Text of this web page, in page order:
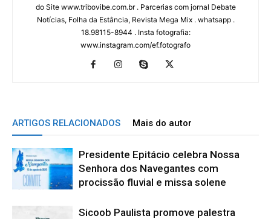
do Site www.tribovibe.com.br . Parcerias com jornal Debate
Notícias, Folha da Estância, Revista Mega Mix . whatsapp .
18.98115-8944 . Insta fotografia:
www.instagram.com/ef.fotografo
ARTIGOS RELACIONADOS Mais do autor
Presidente Epitácio celebra Nossa
Senhora dos Navegantes com
procissão fluvial e missa solene
Sicoob Paulista promove palestra